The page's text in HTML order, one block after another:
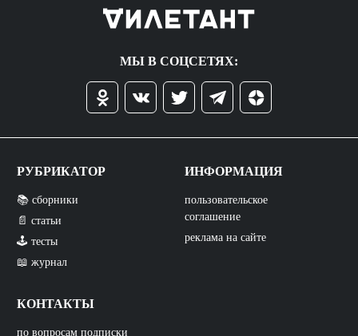
МЫ В СОЦСЕТЯХ:
РУБРИКАТОР
📚 сборники
📄 статьи
🕹️ тесты
📖 журнал
КОНТАКТЫ
по вопросам подписки
ИНФОРМАЦИЯ
пользовательское
соглашение
реклама на сайте